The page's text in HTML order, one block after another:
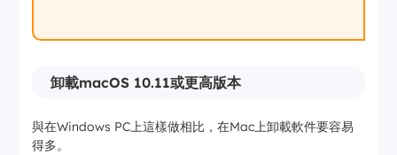
卸載macOS 10.11或更高版本
與在Windows PC上這樣做相比，在Mac上卸載軟件要容易
得多。